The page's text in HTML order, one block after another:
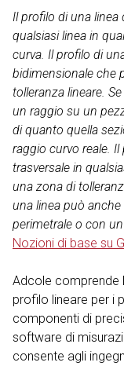
Il profilo di una
qualsiasi linea in
curva. Il profilo di
bidimensionale che
tolleranza lineare.
un raggio su un
di quanto quella
raggio curvo reale.
trasversale in
una zona di
una linea può
perimetrale o con
Nozioni di base su
Adcole comprende
profilo lineare per i
componenti di
software di
consente agli